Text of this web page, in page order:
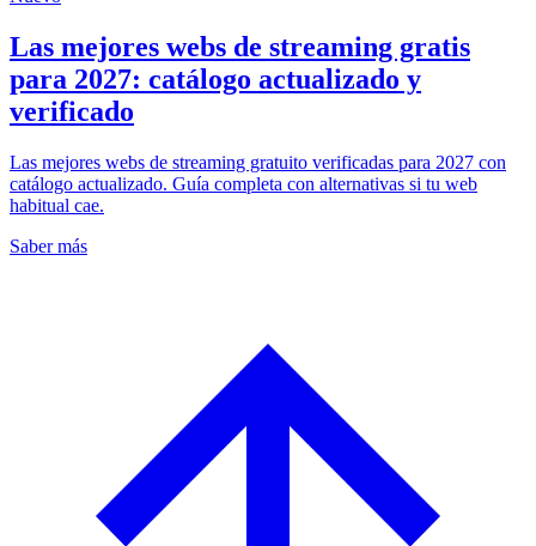
Las mejores webs de streaming gratis
para 2027: catálogo actualizado y
verificado
Las mejores webs de streaming gratuito verificadas para 2027 con
catálogo actualizado. Guía completa con alternativas si tu web
habitual cae.
Saber más